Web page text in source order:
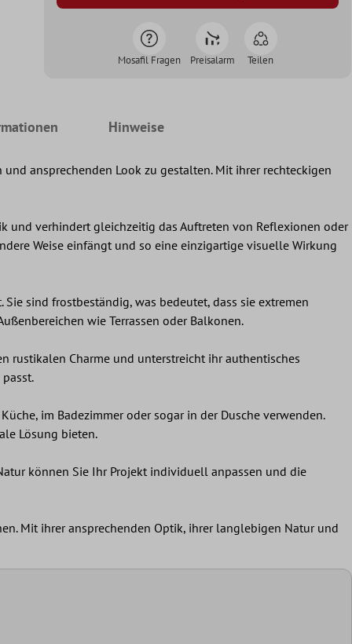
Mosafil Fragen Preisalarm Teilen
Hinweise
ansprechenden Look zu gestalten. Mit ihrer rechteckigen
und verhindert gleichzeitig das Auftreten von Reflexionen oder
Weise einfängt und so eine einzigartige visuelle Wirkung
sind frostbeständig, was bedeutet, dass sie extremen
wie Terrassen oder Balkonen.
rustikalen Charme und unterstreicht ihr authentisches
im Badezimmer oder sogar in der Dusche verwenden.
Lösung bieten.
können Sie Ihr Projekt individuell anpassen und die
Mit ihrer ansprechenden Optik, ihrer langlebigen Natur und